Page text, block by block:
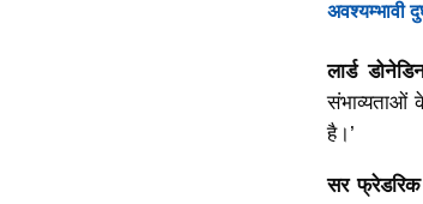
अवश्यम्भावी
लार्ड
संभाव्यताओं
है।’
सर